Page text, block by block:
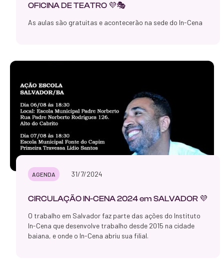
OFICINA DE TEATRO 💜🎭
As aulas são gratuitas e acontecerão na sede do In-Cena
AGENDA 31/7/2024
CIRCULAÇÃO IN-CENA 2024 em SALVADOR 💜
O trabalho em Salvador faz parte das ações do Instituto
In-Cena que desenvolve trabalho desde 2015 na cidade
baiana, e onde o In-Cena abriu sua filial.